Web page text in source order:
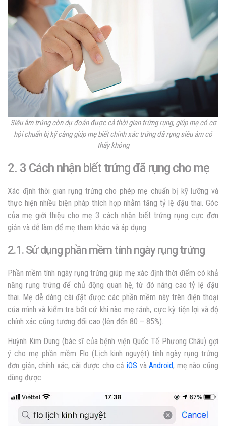
Siêu âm trứng còn dự đoán được cả thời gian trứng rụng, giúp mẹ có cơ
hội chuẩn bị kỹ càng giúp mẹ biết chính xác trứng đã rụng siêu âm có
thấy không
2. 3 Cách nhận biết trứng đã rụng cho mẹ
Xác định thời gian rụng trứng cho phép mẹ chuẩn bị kỹ lưỡng và
thực hiện nhiều biện pháp thích hợp nhằm tăng tỷ lệ đậu thai. Góc
của mẹ giới thiệu cho mẹ 3 cách nhận biết trứng rụng cực đơn
giản và dễ làm để mẹ tham khảo và áp dụng:
2.1. Sử dụng phần mềm tính ngày rụng trứng
Phần mềm tính ngày rụng trứng giúp mẹ xác định thời điểm có khả
năng rụng trứng để chủ động quan hệ, từ đó nâng cao tỷ lệ đậu
thai. Mẹ dễ dàng cài đặt được các phần mềm này trên điện thoại
của mình và kiểm tra bất cứ khi nào mẹ rảnh, cực kỳ tiện lợi và độ
chính xác cũng tương đối cao (lên đến 80 – 85%).
Huỳnh Kim Dung (bác sĩ của bệnh viện Quốc Tế Phương Châu) gợi
ý cho mẹ phần mềm Flo (Lịch kinh nguyệt) tính ngày rụng trứng
đơn giản, chính xác, cài được cho cả iOS vàAndroid, mẹ nào cũng
dùng được.